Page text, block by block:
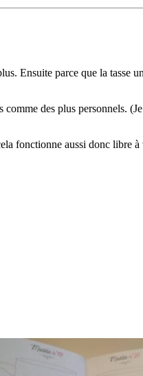
Ensuite parce que la tasse
des plus personnels.
fonctionne aussi donc libre